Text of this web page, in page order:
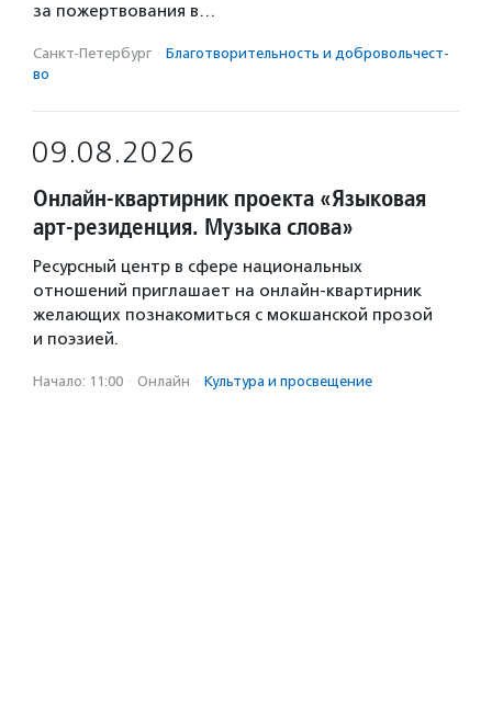
за пожертвования в…
Санкт-Петербург · Благотвори­тель­ность и доброволь­чест­
во
09.08.2026
Онлайн-квартирник проекта «Языковая
арт-резиденция. Музыка слова»
Ресурсный центр в сфере национальных
отношений приглашает на онлайн-квартирник
желающих познакомиться с мокшанской прозой
и поэзией.
Начало: 11:00 · Онлайн · Культура и просвещение